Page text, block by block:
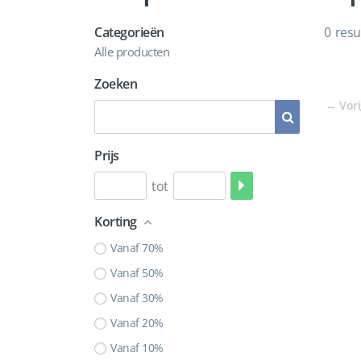
Categorieën
Alle producten
Zoeken
Prijs
tot
Korting
Vanaf 70%
Vanaf 50%
Vanaf 30%
Vanaf 20%
Vanaf 10%
0
←